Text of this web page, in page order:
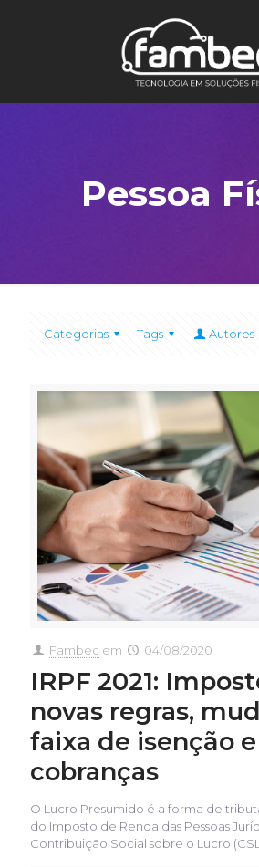
Pessoa
Categorias Tags Autores
Fambec em 04/08/2020
IRPF 2021:
novas regras,
faixa de isenção
cobranças
O Lucro Presumido é a forma de
do Imposto de Renda das Pessoas
Contribuição Social sobre o Lucro